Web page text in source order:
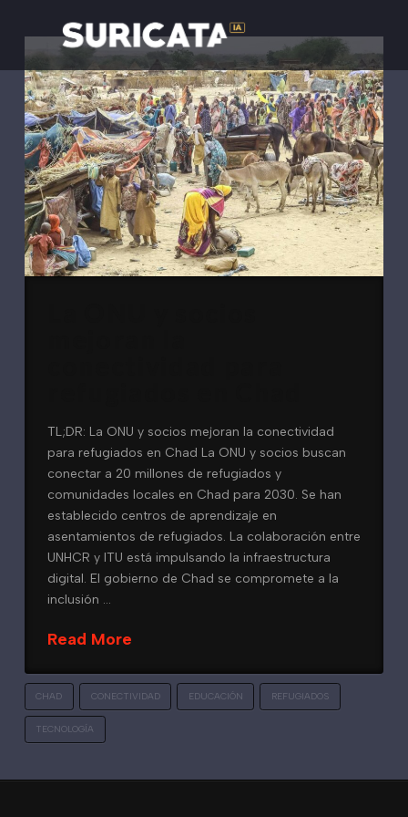
TL;DR: La ONU y socios mejoran la conectividad
para refugiados en Chad La ONU y socios buscan
conectar a 20 millones de refugiados y
comunidades locales en Chad para 2030. Se han
establecido centros de aprendizaje en
asentamientos de refugiados. La colaboración entre
UNHCR y ITU está impulsando la infraestructura
digital. El gobierno de Chad se compromete a la
inclusión …
Read More
CHAD CONECTIVIDAD EDUCACIÓN REFUGIADOS
TECNOLOGÍA